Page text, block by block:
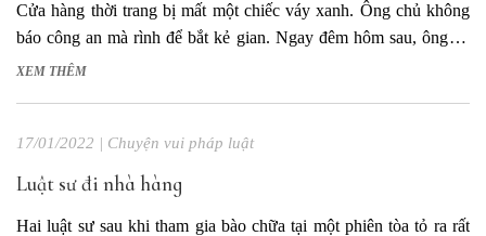
Cửa hàng thời trang bị mất một chiếc váy xanh. Ông chủ không
báo công an mà rình để bắt kẻ gian. Ngay đêm hôm sau, ông đã
tóm được tên trộm khi hắn đang lấy chiếc váy màu hồng. Điều
XEM THÊM
17/01/2022 | Chuyện vui pháp luật
Luật sư đi nhà hàng
Hai luật sư sau khi tham gia bào chữa tại một phiên tòa tỏ ra rất